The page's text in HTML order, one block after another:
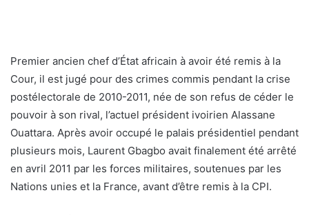
Premier ancien chef d’État africain à avoir été remis à la
Cour, il est jugé pour des crimes commis pendant la crise
postélectorale de 2010-2011, née de son refus de céder le
pouvoir à son rival, l’actuel président ivoirien Alassane
Ouattara. Après avoir occupé le palais présidentiel pendant
plusieurs mois, Laurent Gbagbo avait finalement été arrêté
en avril 2011 par les forces militaires, soutenues par les
Nations unies et la France, avant d’être remis à la CPI.